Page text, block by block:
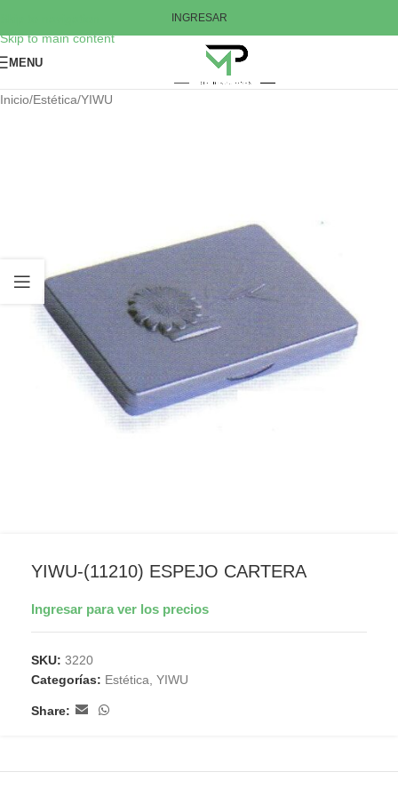
Skip to main content
INGRESAR
MENU
Inicio/Estética/YIWU
YIWU-(11210) ESPEJO CARTERA
Ingresar para ver los precios
SKU: 3220
Categorías: Estética YIWU
Share: